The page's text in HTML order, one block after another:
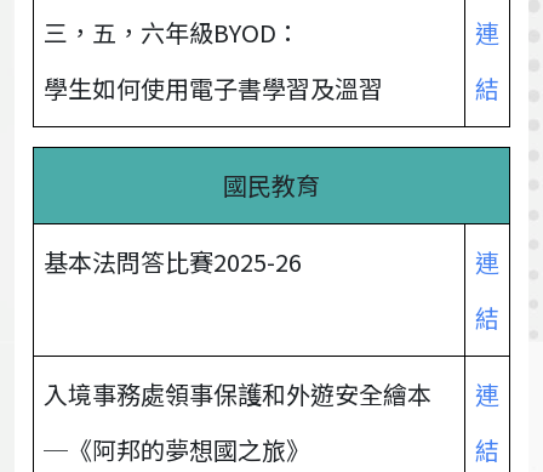
三，五，六年級BYOD：
學生如何使用電子書學習及溫習
連
結
國民教育
基本法問答比賽2025-26
連
結
入境事務處領事保護和外遊安全繪本
─《阿邦的夢想國之旅》
連
結